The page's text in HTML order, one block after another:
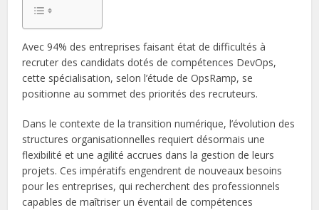
Avec 94% des entreprises faisant état de difficultés à
recruter des candidats dotés de compétences DevOps,
cette spécialisation, selon l’étude de OpsRamp, se
positionne au sommet des priorités des recruteurs.
Dans le contexte de la transition numérique, l’évolution des
structures organisationnelles requiert désormais une
flexibilité et une agilité accrues dans la gestion de leurs
projets. Ces impératifs engendrent de nouveaux besoins
pour les entreprises, qui recherchent des professionnels
capables de maîtriser un éventail de compétences